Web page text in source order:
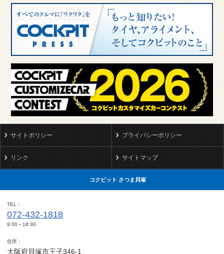
サイトポリシー プライバシーポリシー
リンク サイトマップ
コクピット さつま貝塚
TEL
072-432-1818
9:00～18:30
住所
大阪府貝塚市王子346-1